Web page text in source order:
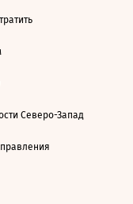
Северо-Запад